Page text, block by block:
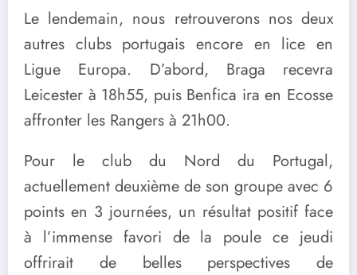
Le lendemain, nous retrouverons nos deux
autres clubs portugais encore en lice en
Ligue Europa. D’abord, Braga recevra
Leicester à 18h55, puis Benfica ira en Ecosse
affronter les Rangers à 21h00.
Pour le club du Nord du Portugal,
actuellement deuxième de son groupe avec 6
points en 3 journées, un résultat positif face
à l’immense favori de la poule ce jeudi
offrirait de belles perspectives de